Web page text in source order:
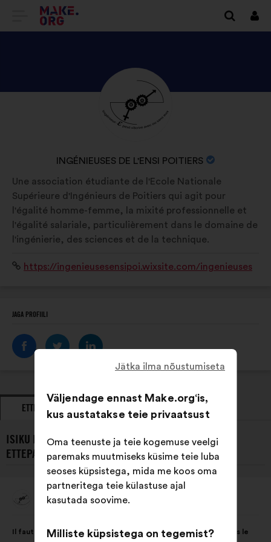
SAIDI
AVALEHELE
Logi
TUTVU
ISIKU
POITIERS
PROFIILIGA
ORGANISATSIOONI
NIMI:
INGÉNIEUSES DE L'ENSI POITIERS
Elulugu:
Une association étudiante de l'Ecole Nationale
Supérieure d'Ingénieurs de Poitiers qui agit pour
l'égalité homme-femme, la mixité professionnelle et
l'égalité salariale, particulièrement dans le domaine de
l'ingénierie, des sciences et de la technique.
Veebisait:
https://ingenieusesensipoi.wixsite.com/ingenieuses
JAGA PROFIILI
ETTEPANEKUD SEISUKOHAVÕTUD
ISIKU INGÉNIEUSES DE L'ENSI POITIERS VIIMASED
ETTEPANEKUD:
EttepanekuIngénieuses De L'ENSI Poitiers
sisu:
Il faut éduquer les filles et les garçons à l'égalité des sexes dès le
jaotus:
Jätka ilma nõustumiseta
Väljendage ennast Make.org‘is,
kus austatakse teie privaatsust
Oma teenuste ja teie kogemuse veelgi
paremaks muutmiseks küsime teie luba
seoses küpsistega, mida me koos oma
partneritega teie külastuse ajal
kasutada soovime.
Milliste küpsistega on tegemist?